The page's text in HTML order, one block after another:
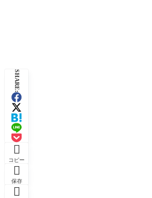
SHARE:

コピー

保存
